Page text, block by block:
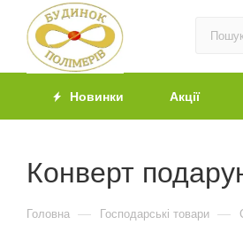
Новинки Акції
Конверт
Головна — Господарські товари —